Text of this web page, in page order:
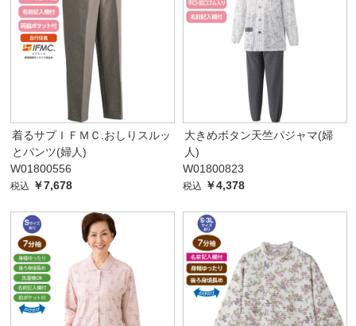
着るサプＩＦＭＣ.おしりスルッ
とパンツ(婦人)
W01800556
税込 ￥7,678
大きめボタン天竺パジャマ(婦
人)
W01800823
税込 ￥4,378